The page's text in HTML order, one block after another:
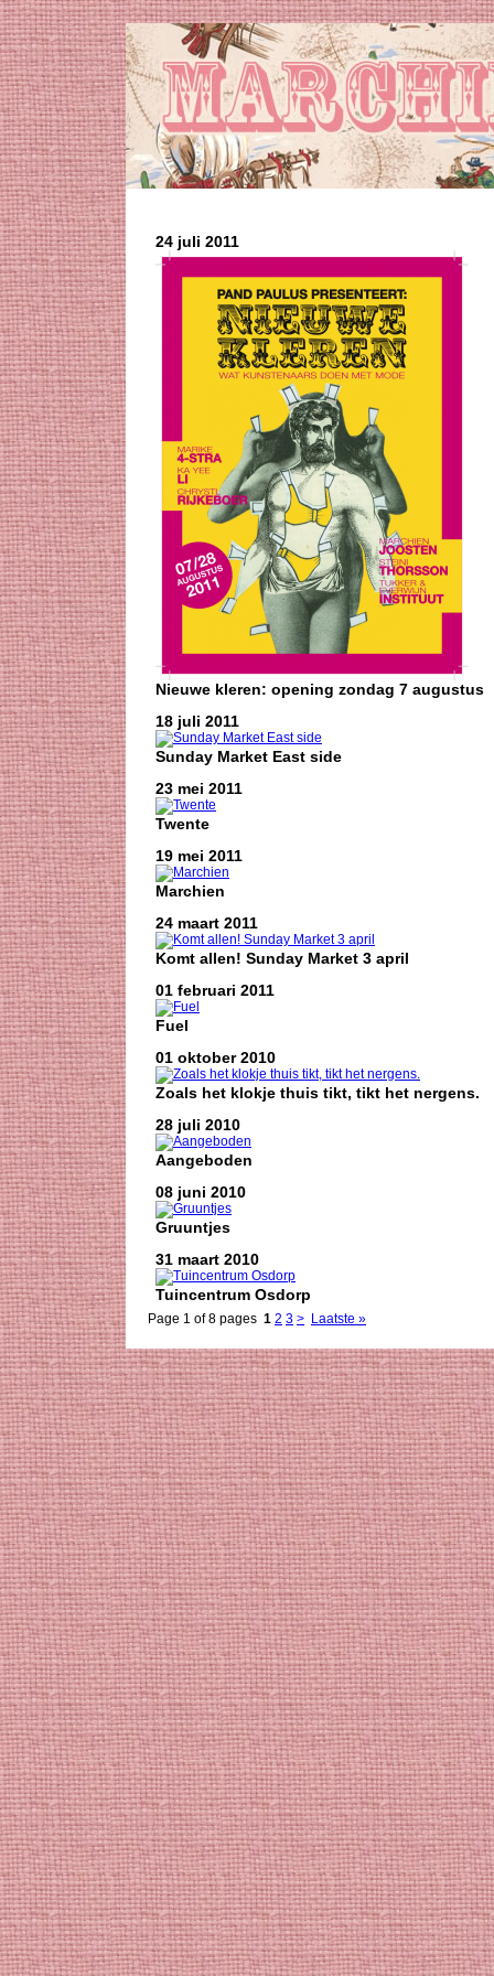
24 juli 2011
Nieuwe kleren: opening zondag 7 augustus
18 juli 2011
Sunday Market East side
23 mei 2011
Twente
19 mei 2011
Marchien
24 maart 2011
Komt allen! Sunday Market 3 april
01 februari 2011
Fuel
01 oktober 2010
Zoals het klokje thuis tikt, tikt het nergens.
28 juli 2010
Aangeboden
08 juni 2010
Gruuntjes
31 maart 2010
Tuincentrum Osdorp
Page 1 of 8 pages 1 2 3 > Laatste »